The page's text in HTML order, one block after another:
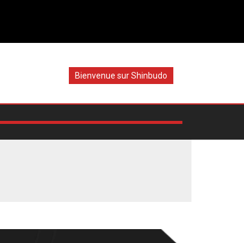
Bienvenue sur Shinbudo